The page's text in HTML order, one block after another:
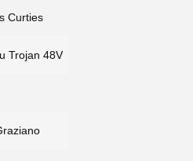
Curties
Trojan 48V